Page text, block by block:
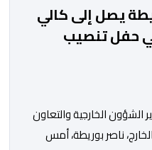
يصل إلى كالي
حفل تنصيب
الشؤون الخارجية والتعاون
ناصر بوريطة، أمس